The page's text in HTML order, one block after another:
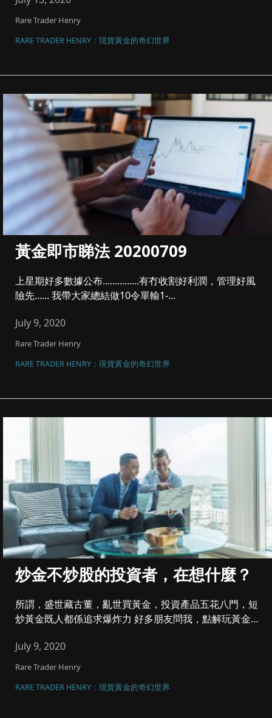
Rare Trader Henry
RARE TRADER HENRY：現貨黃金的奇幻世界
黃金即市睇法 20200709
上星期好多數據公布...............有冇收割好利潤，管理好風
險先...... 我帶大家總結做10令單輸1-...
July 9, 2020
Rare Trader Henry
RARE TRADER HENRY：現貨黃金的奇幻世界
炒金不炒股的投資者，在想什麼？
所謂，盛世藏古董，亂世買黃金，投資產品五花八門，短
炒黃金既人都係追求爆炸力 好多朋友問我，點解玩黃金
July 9, 2020
Rare Trader Henry
RARE TRADER HENRY：現貨黃金的奇幻世界